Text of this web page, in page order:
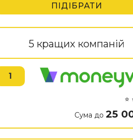
ПІДІБРАТИ
5 кращих компаній
1
⭐
Сума до 25